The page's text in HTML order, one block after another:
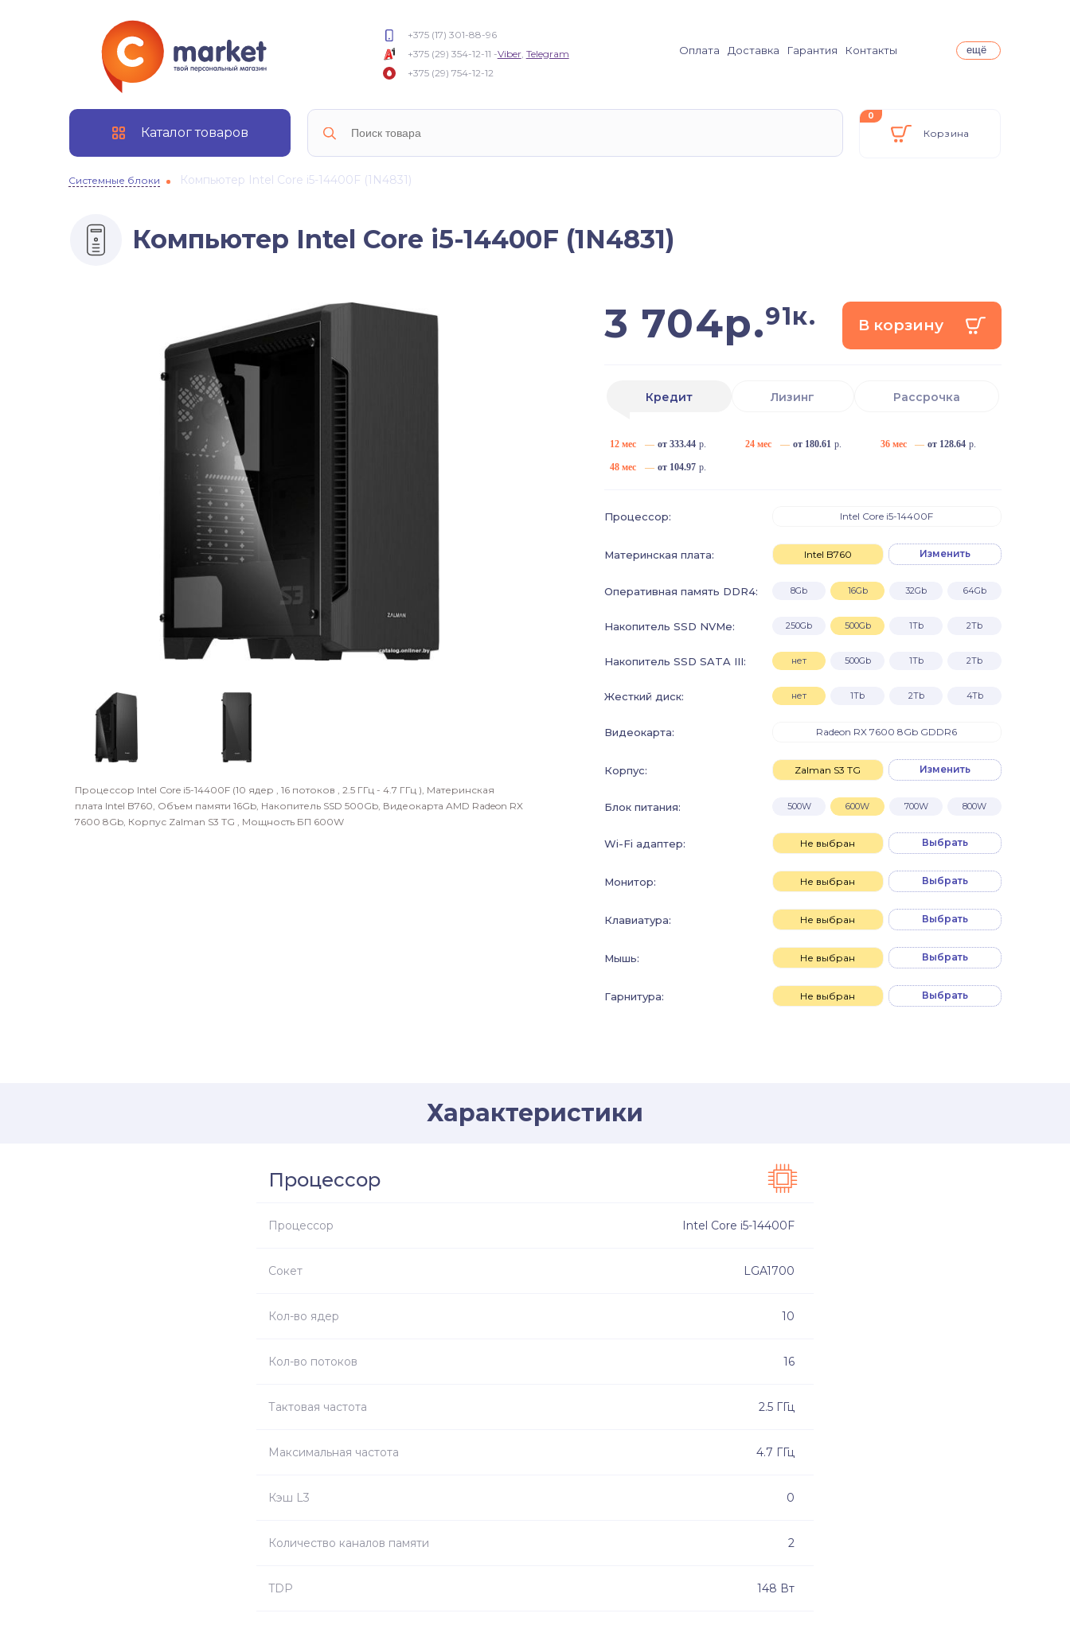
+375 (17) 301-88-96
+375 (29) 354-12-11 -Viber, Telegram
+375 (29) 754-12-12
Оплата Доставка Гарантия Контакты ещё
Каталог товаров
0
Корзина
Системные блоки Компьютер Intel Core i5-14400F (1N4831)
Компьютер Intel Core i5-14400F (1N4831)
Процессор Intel Core i5-14400F (10 ядер , 16 потоков , 2.5 ГГц - 4.7 ГГц ), Материнская
плата Intel B760 Объем памяти 16Gb Накопитель SSD 500Gb Видеокарта AMD Radeon RX
7600 8Gb, Корпус Zalman S3 TG , Мощность БП 600W
3 704р.91к. В корзину
Кредит Лизинг Рассрочка
12 мес — от 333.44 р. 24 мес — от 180.61 р. 36 мес — от 128.64 р.
48 мес — от 104.97 р.
Процессор: Intel Core i5-14400F
Материнская плата: Intel B760 Изменить
Оперативная память DDR4: 8Gb 16Gb 32Gb 64Gb
Накопитель SSD NVMe: 250Gb 500Gb 1Tb 2Tb
Накопитель SSD SATA III: нет 500Gb 1Tb 2Tb
Жесткий диск: нет 1Tb 2Tb 4Tb
Видеокарта: Radeon RX 7600 8Gb GDDR6
Корпус: Zalman S3 TG Изменить
Блок питания: 500W 600W 700W 800W
Wi-Fi адаптер: Не выбран Выбрать
Монитор: Не выбран Выбрать
Клавиатура: Не выбран Выбрать
Мышь: Не выбран Выбрать
Гарнитура: Не выбран Выбрать
Характеристики
Процессор
Процессор Intel Core i5-14400F
Сокет LGA1700
Кол-во ядер 10
Кол-во потоков 16
Тактовая частота 2.5 ГГц
Максимальная частота 4.7 ГГц
Кэш L3 0
Количество каналов памяти 2
TDP 148 Вт